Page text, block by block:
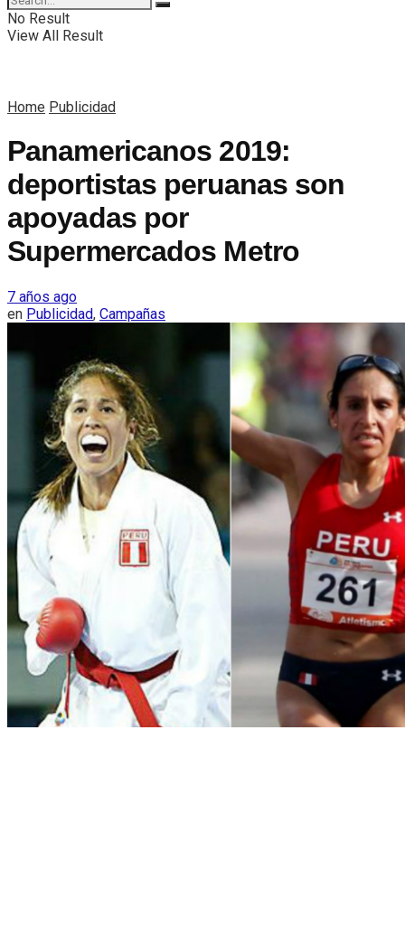
No Result
View All Result
Home Publicidad
Panamericanos 2019:
deportistas peruanas son
apoyadas por
Supermercados Metro
7 años ago
en Publicidad, Campañas